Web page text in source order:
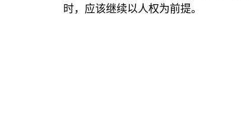
时，应该继续以人权为前提。